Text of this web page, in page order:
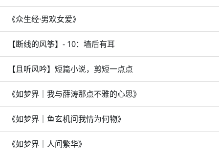
《众生经·男欢女爱》
【断线的风筝】- 10：墙后有耳
【且听风吟】短篇小说，剪短一点点
《如梦界｜我与薛涛那点不雅的心思》
《如梦界｜鱼玄机问我情为何物》
《如梦界｜人间繁华》